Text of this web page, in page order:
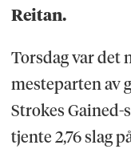
Reitan.
Torsdag var det
mesteparten av
Strokes
tjente 2,76 slag